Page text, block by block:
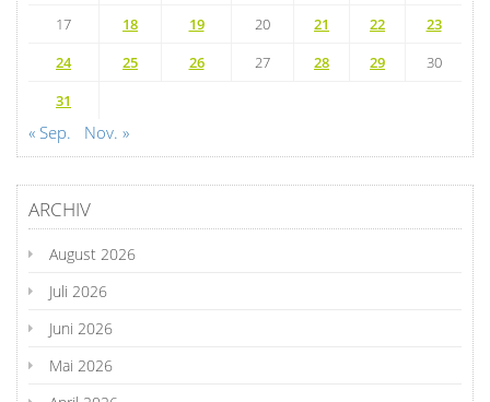
17
18 19 20 21 22
23
24
25 26 27 28 29
30
31
« Sep. Nov. »
ARCHIV
August 2026
Juli 2026
Juni 2026
Mai 2026